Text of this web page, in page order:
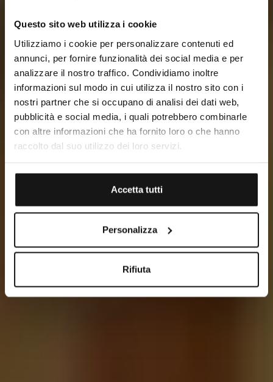
Questo sito web utilizza i cookie
Utilizziamo i cookie per personalizzare contenuti ed
annunci, per fornire funzionalità dei social media e per
analizzare il nostro traffico. Condividiamo inoltre
informazioni sul modo in cui utilizza il nostro sito con i
nostri partner che si occupano di analisi dei dati web,
pubblicità e social media, i quali potrebbero combinarle
con altre informazioni che ha fornito loro o che hanno
raccolto dal suo utilizzo dei loro servizi.
Accetta tutti
Personalizza
Rifiuta
Benvenuti nel fascino
Benvenuti nel respiro del mare,
nella tradizione di un sogno